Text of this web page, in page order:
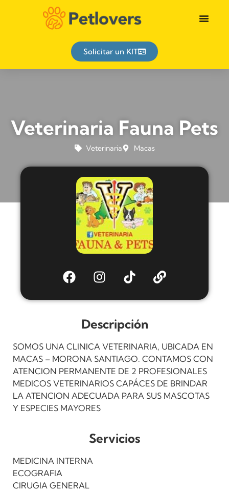
Solicitar un KIT
Veterinaria Fauna Pets
Veterinaria Macas
Descripción
SOMOS UNA CLINICA VETERINARIA, UBICADA EN
MACAS – MORONA SANTIAGO. CONTAMOS CON
ATENCION PERMANENTE DE 2 PROFESIONALES
MEDICOS VETERINARIOS CAPÁCES DE BRINDAR
LA ATENCION ADECUADA PARA SUS MASCOTAS
Y ESPECIES MAYORES
Servicios
MEDICINA INTERNA
ECOGRAFIA
CIRUGIA GENERAL